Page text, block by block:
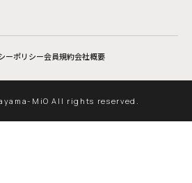
ーポリシー会員規約会社概要
MiO All rights reserved.